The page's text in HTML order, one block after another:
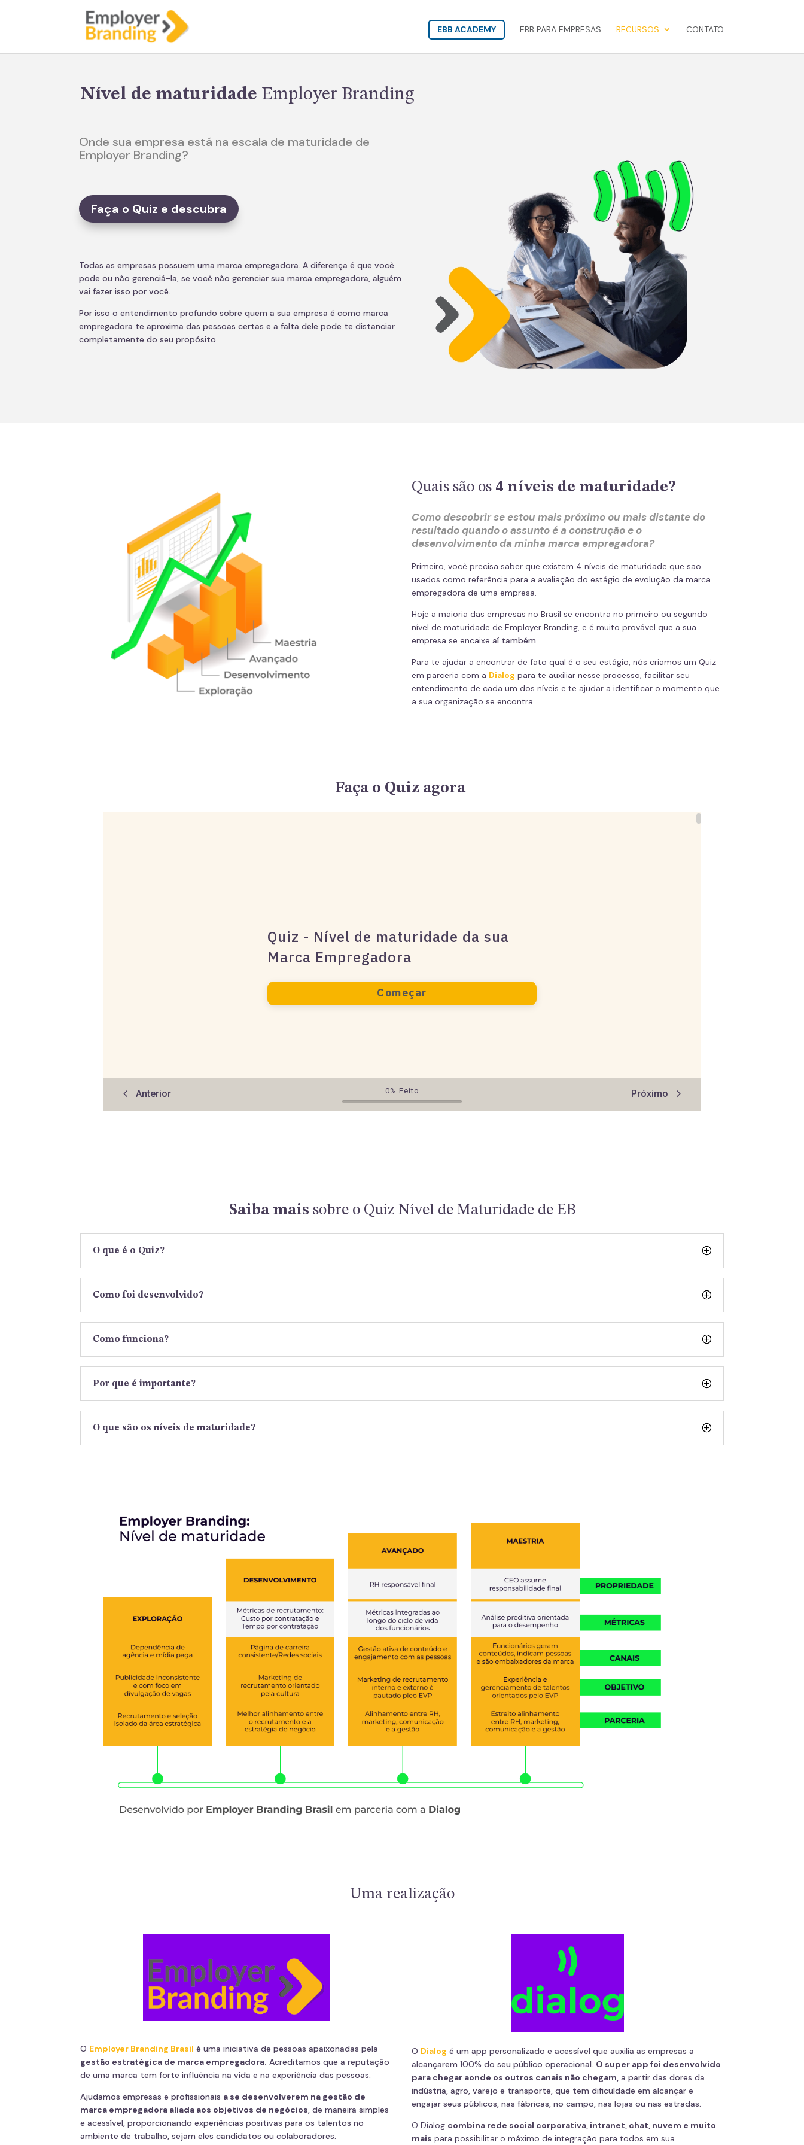
EBB ACADEMY EBB PARA EMPRESAS RECURSOS CONTATO
Nível de maturidade Employer Branding
Onde sua empresa está na escala de maturidade de
Employer Branding?
Faça o Quiz e descubra
Todas as empresas possuem uma marca empregadora. A diferença é que você
pode ou não gerenciá-la, se você não gerenciar sua marca empregadora, alguém
vai fazer isso por você.
Por isso o entendimento profundo sobre quem a sua empresa é como marca
empregadora te aproxima das pessoas certas e a falta dele pode te distanciar
completamente do seu propósito.
Quais são os 4 níveis de maturidade?
Como descobrir se estou mais próximo ou mais distante do
resultado quando o assunto é a construção e o
desenvolvimento da minha marca empregadora?
Primeiro, você precisa saber que existem 4 níveis de maturidade que são
usados como referência para a avaliação do estágio de evolução da marca
empregadora de uma empresa.
Hoje a maioria das empresas no Brasil se encontra no primeiro ou segundo
nível de maturidade de Employer Branding, e é muito provável que a sua
empresa se encaixeaí também.
Para te ajudar a encontrar de fato qual é o seu estágio, nós criamos um Quiz
em parceria com a Dialog para te auxiliar nesse processo, facilitar seu
entendimento de cada um dos níveis e te ajudar a identificar o momento que
a sua organização se encontra.
Faça o Quiz agora
Saiba mais sobre o Quiz Nível de Maturidade de EB
O que é o Quiz?
Como foi desenvolvido?
Como funciona?
Por que é importante?
O que são os níveis de maturidade?
Uma realização
O Employer Branding Brasil é uma iniciativa de pessoas apaixonadas pela
gestão estratégica de marca empregadora. Acreditamos que a reputação
de uma marca tem forte influência na vida e na experiência das pessoas.
Ajudamos empresas e profissionais a se desenvolverem na gestão de
marca empregadora aliada aos objetivos de negócios, de maneira simples
e acessível, proporcionando experiências positivas para os talentos no
ambiente de trabalho, sejam eles candidatos ou colaboradores.
O Dialog é um app personalizado e acessível que auxilia as empresas a
alcançarem 100% do seu público operacional. O super app foi desenvolvido
para chegar aonde os outros canais não chegam, a partir das dores da
indústria, agro, varejo e transporte, que tem dificuldade em alcançar e
engajar seus públicos, nas fábricas, no campo, nas lojas ou nas estradas.
O Dialog combina rede social corporativa, intranet, chat, nuvem e muito
mais para possibilitar o máximo de integração para todos em sua